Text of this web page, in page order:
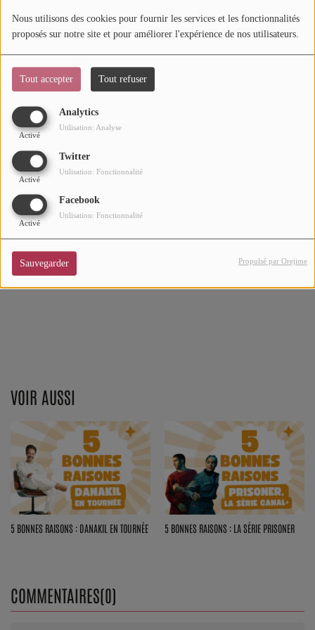
Nous utilisons des cookies pour fournir les services et les fonctionnalités
proposés sur notre site et pour améliorer l'expérience de nos utilisateurs.
Tout accepter Tout refuser
Analytics
Activé
Utilisation: Analyse
Twitter
Activé
Utilisation: Fonctionnalité
Facebook
Activé
Utilisation: Fonctionnalité
Sauvegarder Propulsé par Orejime
Mode
Cinéma
Buzz
Dossiers
AGENDA
Festivals
CONCOURS
Grille des programmes
Titres diffusés
Playlist
L'équipe Soul Addict
VOIR AUSSI
5 BONNES RAISONS : DANAKIL EN TOURNÉE 5 BONNES RAISONS : LA SÉRIE PRISONER
COMMENTAIRES(0)